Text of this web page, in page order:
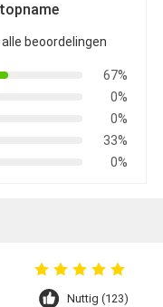
beoordelingen
67%
0%
0%
33%
0%
Nuttig (123)